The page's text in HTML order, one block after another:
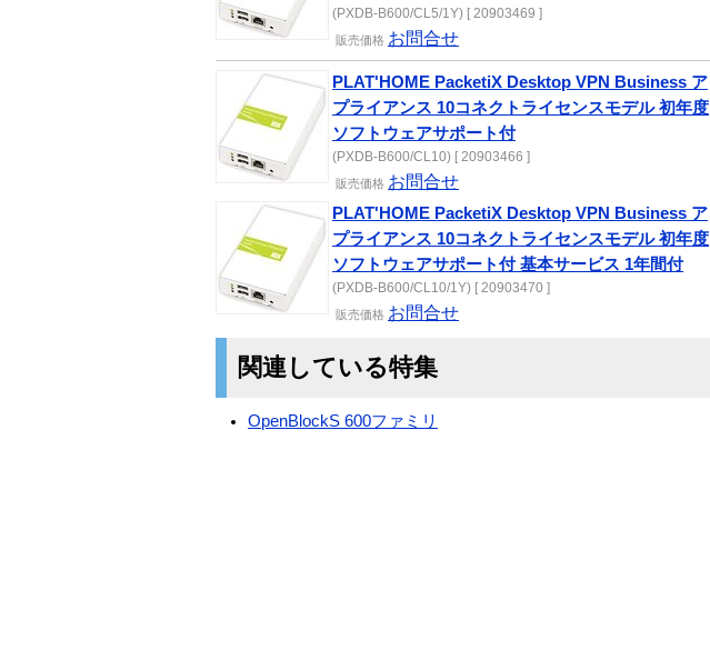
(PXDB-B600/CL5/1Y) [ 20903469 ]
販売価格 お問合せ
PLAT'HOME PacketiX Desktop VPN Business ア
プライアンス 10コネクトライセンスモデル 初年度
ソフトウェアサポート付
(PXDB-B600/CL10) [ 20903466 ]
販売価格 お問合せ
PLAT'HOME PacketiX Desktop VPN Business ア
プライアンス 10コネクトライセンスモデル 初年度
ソフトウェアサポート付 基本サービス 1年間付
(PXDB-B600/CL10/1Y) [ 20903470 ]
販売価格 お問合せ
関連している特集
OpenBlockS 600ファミリ